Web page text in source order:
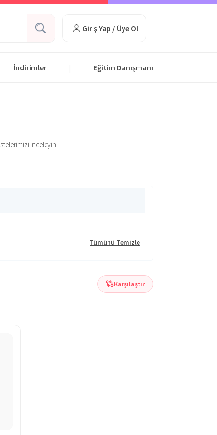
Giriş Yap / Üye Ol
İndirimler Eğitim Danışmanı
inceleyin!
Tümünü Temizle
Karşılaştır